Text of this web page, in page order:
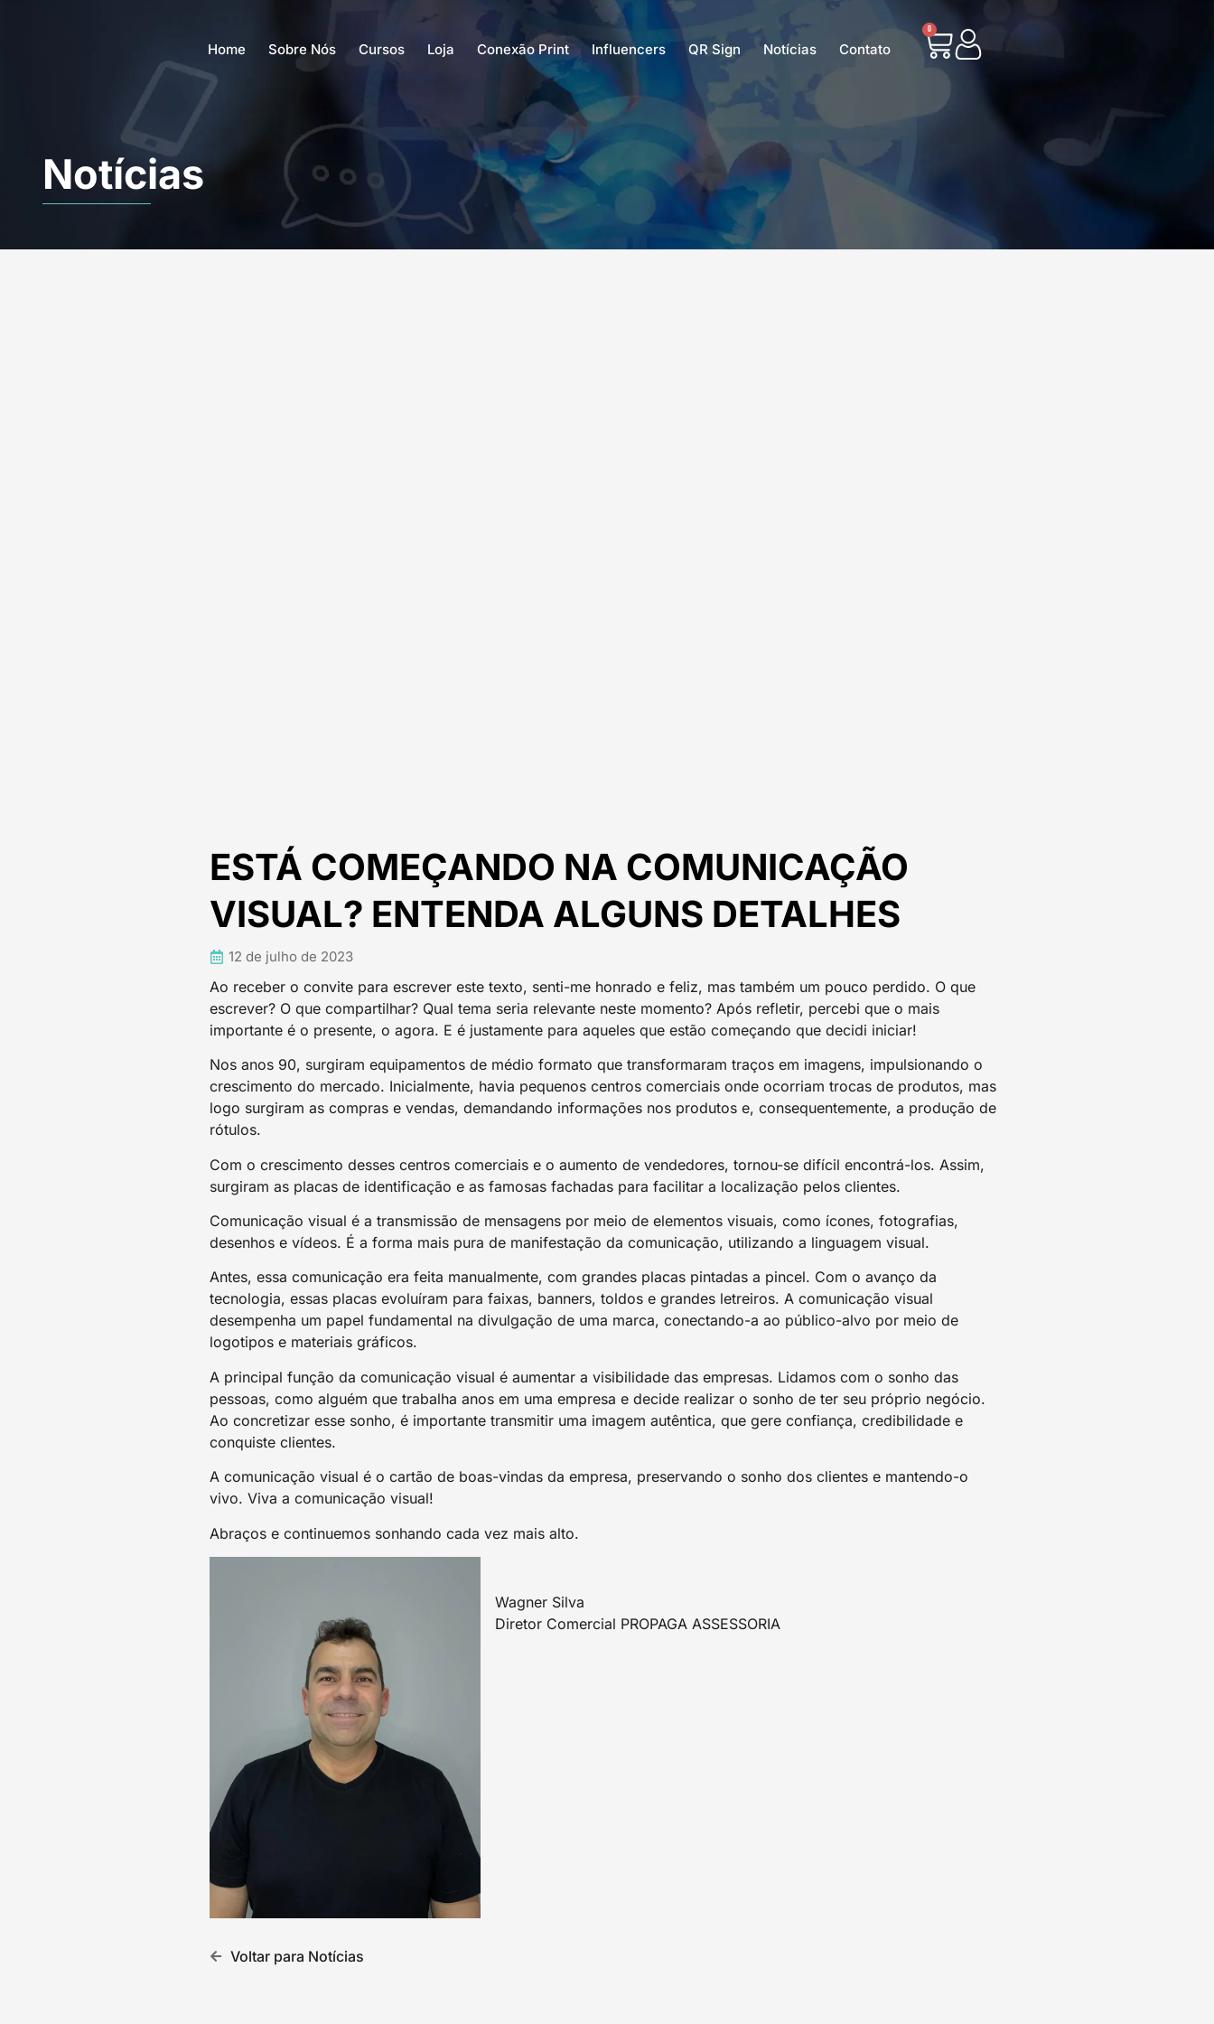
Home Sobre Nós Cursos Loja Conexão Print Influencers QR Sign Notícias Contato
0
Notícias
ESTÁ COMEÇANDO NA COMUNICAÇÃO
VISUAL? ENTENDA ALGUNS DETALHES
12 de julho de 2023
Ao receber o convite para escrever este texto, senti-me honrado e feliz, mas também um pouco perdido. O que
escrever? O que compartilhar? Qual tema seria relevante neste momento? Após refletir, percebi que o mais
importante é o presente, o agora. E é justamente para aqueles que estão começando que decidi iniciar!
Nos anos 90, surgiram equipamentos de médio formato que transformaram traços em imagens, impulsionando o
crescimento do mercado. Inicialmente, havia pequenos centros comerciais onde ocorriam trocas de produtos, mas
logo surgiram as compras e vendas, demandando informações nos produtos e, consequentemente, a produção de
rótulos.
Com o crescimento desses centros comerciais e o aumento de vendedores, tornou-se difícil encontrá-los. Assim,
surgiram as placas de identificação e as famosas fachadas para facilitar a localização pelos clientes.
Comunicação visual é a transmissão de mensagens por meio de elementos visuais, como ícones, fotografias,
desenhos e vídeos. É a forma mais pura de manifestação da comunicação, utilizando a linguagem visual.
Antes, essa comunicação era feita manualmente, com grandes placas pintadas a pincel. Com o avanço da
tecnologia, essas placas evoluíram para faixas, banners, toldos e grandes letreiros. A comunicação visual
desempenha um papel fundamental na divulgação de uma marca, conectando-a ao público-alvo por meio de
logotipos e materiais gráficos.
A principal função da comunicação visual é aumentar a visibilidade das empresas. Lidamos com o sonho das
pessoas, como alguém que trabalha anos em uma empresa e decide realizar o sonho de ter seu próprio negócio.
Ao concretizar esse sonho, é importante transmitir uma imagem autêntica, que gere confiança, credibilidade e
conquiste clientes.
A comunicação visual é o cartão de boas-vindas da empresa, preservando o sonho dos clientes e mantendo-o
vivo. Viva a comunicação visual!
Abraços e continuemos sonhando cada vez mais alto.
Wagner Silva
Diretor Comercial PROPAGA ASSESSORIA
Voltar para Notícias